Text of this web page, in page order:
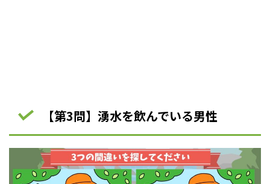
【第3問】湧水を飲んでいる男性